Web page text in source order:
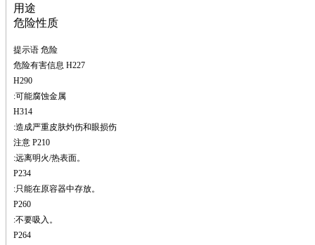
酰氯
林
脒
钠
钼
萘
铌
脲
镍
宁
铍
嘌呤
其它
铅
嗪
用途
危险性质
提示语 危险
危险有害信息 H227
H290
:可能腐蚀金属
H314
:造成严重皮肤灼伤和眼损伤
注意 P210
:远离明火/热表面。
P234
:只能在原容器中存放。
P260
:不要吸入。
P264